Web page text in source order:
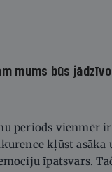
mums būs
periods vienmēr
kļūst asāka
īpatsvars.